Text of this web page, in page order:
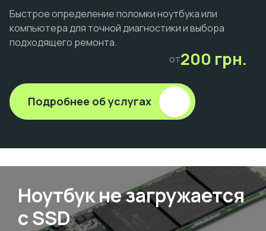
Быстрое определение поломки ноутбука или
компьютера для точной диагностики и выбора
подходящего ремонта.
от200 грн.
Подробнее об услугах
Ноутбук не загружается
с SSD